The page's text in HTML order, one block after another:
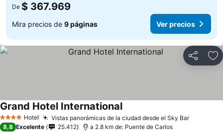
De $ 367.969
Mira precios de 9 páginas Ver precios
Compartir
4 EstrellasHotel Vistas panorámicas de la ciudad desde el Sky BarVer
Grand Hotel InternationalVer precios
8,8 Excelente 25.412 a 2.8 km de: Puente de Carlos